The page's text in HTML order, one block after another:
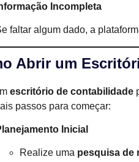
Incompleta
faltar algum dado, a
Abrir um
escritório de contabilidade
passos para começar:
Inicial
Realize uma pesquisa de